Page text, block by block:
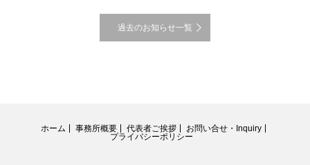
過去のお知らせ一覧
ホーム 事務所概要 代表者ご挨拶
お問い合せ・Inquiry
プライバシーポリシー